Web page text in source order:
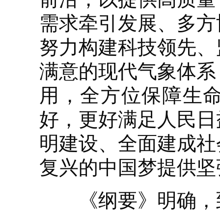
需求牵引发展、多
努力构建科技领先
满意的现代气象体
用，全方位保障生
好，更好满足人民
明建设、全面建成
复兴的中国梦提供
《纲要》明确，